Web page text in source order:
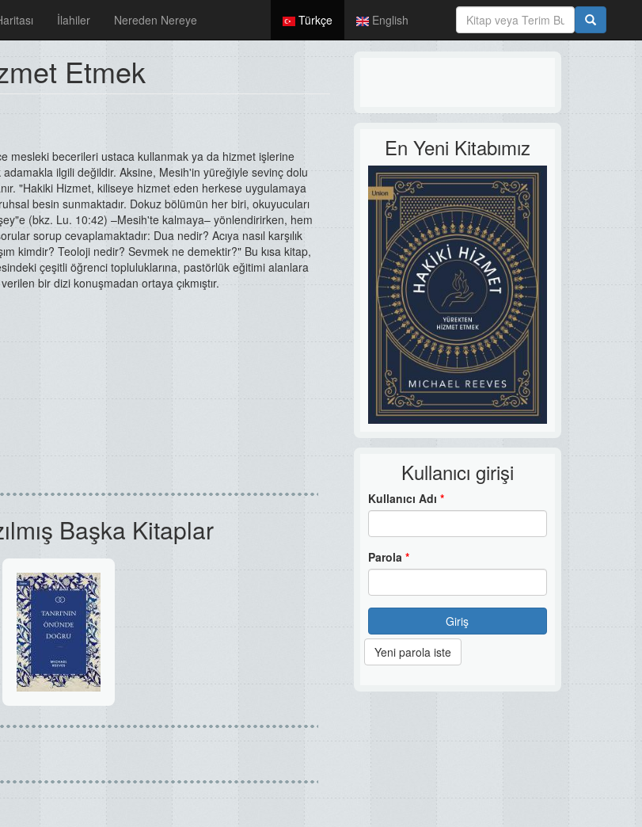
İlahiler Nereden Nereye Türkçe English
En Yeni Kitabımız
Kullanıcı girişi
Kullanıcı Adı *
Parola *
Giriş
Yeni parola iste
Etmek
mesleki becerileri ustaca kullanmak ya da hizmet işlerine
ilgili değildir. Aksine, Mesih'in yüreğiyle sevinç dolu
"Hakiki Hizmet, kiliseye hizmet eden herkese uygulamaya
besin sunmaktadır. Dokuz bölümün her biri, okuyucuları
(bkz. Lu. 10:42) –Mesih'te kalmaya– yönlendirirken, hem
sorup cevaplamaktadır: Dua nedir? Acıya nasıl karşılık
kimdir? Teoloji nedir? Sevmek ne demektir?" Bu kısa kitap,
çeşitli öğrenci topluluklarına, pastörlük eğitimi alanlara
bir dizi konuşmadan ortaya çıkmıştır.
Başka Kitaplar